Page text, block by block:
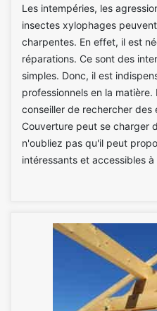
Les intempéries, les
insectes xylophages
charpentes. En effet, il est
réparations. Ce sont des
simples. Donc, il est
professionnels en la
conseiller de rechercher des
Couverture peut se charger
n'oubliez pas qu'il peut
intéressants et accessibles